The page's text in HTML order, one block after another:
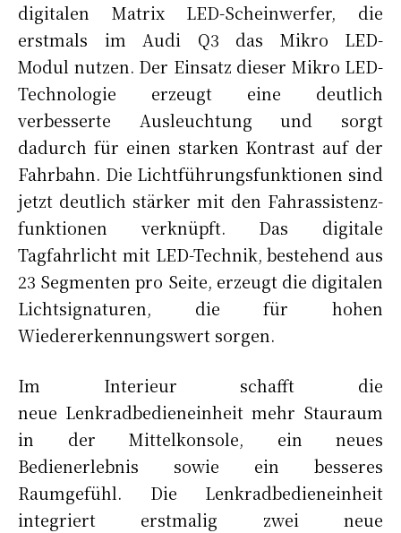
digitalen Matrix LED-Scheinwerfer, die
erstmals im Audi Q3 das Mikro LED-
Modul nutzen. Der Einsatz dieser Mikro LED-
Technologie erzeugt eine deutlich
verbesserte Ausleuchtung und sorgt
dadurch für einen starken Kontrast auf der
Fahrbahn. Die Lichtführungsfunktionen sind
jetzt deutlich stärker mit den Fahrassistenz-
funktionen verknüpft. Das digitale
Tagfahrlicht mit LED-Technik, bestehend aus
23 Segmenten pro Seite, erzeugt die digitalen
Lichtsignaturen, die für hohen
Wiedererkennungswert sorgen.
Im Interieur schafft die
neue Lenkradbedieneinheit mehr Stauraum
in der Mittelkonsole, ein neues
Bedienerlebnis sowie ein besseres
Raumgefühl. Die Lenkradbedieneinheit
integriert erstmalig zwei neue